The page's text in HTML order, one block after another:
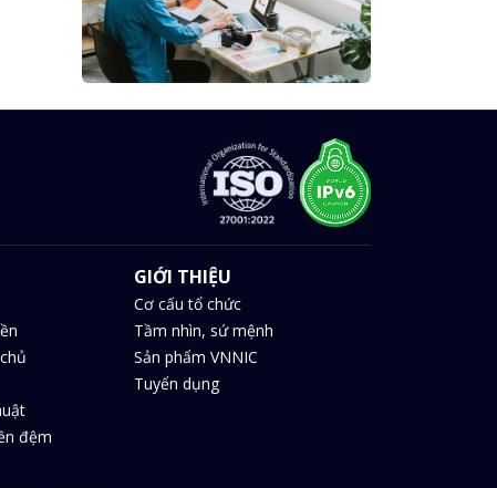
đệm
GIỚI THIỆU
Cơ cấu tổ chức
Tầm nhìn, sứ mệnh
Sản phẩm VNNIC
Tuyển dụng